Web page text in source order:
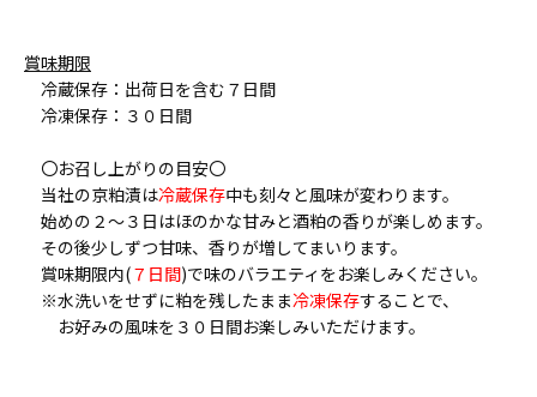
賞味期限
冷蔵保存：出荷日を含む７日間
冷凍保存：３０日間
〇お召し上がりの目安〇
当社の京粕漬は冷蔵保存中も刻々と風味が変わります。
始めの２〜３日はほのかな甘みと酒粕の香りが楽しめます。
その後少しずつ甘味、香りが増してまいります。
賞味期限内(７日間)で味のバラエティをお楽しみください。
※水洗いをせずに粕を残したまま冷凍保存することで、
お好みの風味を３０日間お楽しみいただけます。